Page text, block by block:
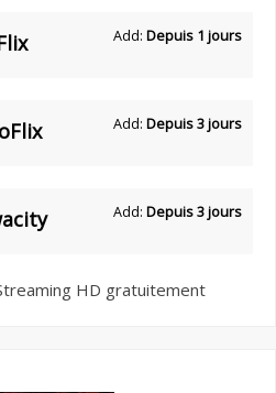
Add: Depuis 1 jours
Add: Depuis 3 jours
Add: Depuis 3 jours
HD gratuitement